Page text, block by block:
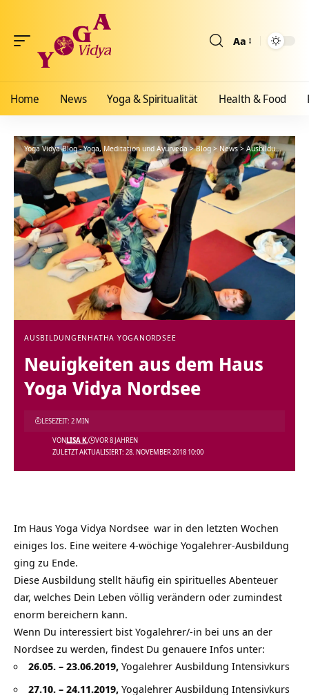
Aa
Home News Yoga & Spiritualität Health & Food
Yoga Vidya Blog - Yoga, Meditation und Ayurveda>Blog>News>Ausbildungen >
AUSBILDUNGEN HATHA YOGANORDSEE
Neuigkeiten aus dem Haus
Yoga Vidya Nordsee
ZULETZT AKTUALISIERT: 28. NOVEMBER 2018 10:00
VONLISA K. VOR 8 JAHREN
LESEZEIT: 2 MIN
Im Haus Yoga Vidya Nordsee war in den letzten Wochen
einiges los. Eine weitere 4-wöchige Yogalehrer-Ausbildung
ging zu Ende.
Diese Ausbildung stellt häufig ein spirituelles Abenteuer
dar, welches Dein Leben völlig verändern oder zumindest
enorm bereichern kann.
Wenn Du interessiert bist Yogalehrer/-in bei uns an der
Nordsee zu werden, findest Du genauere Infos unter:
26.05. – 23.06.2019, Yogalehrer Ausbildung Intensivkurs
27.10. – 24.11.2019, Yogalehrer Ausbildung Intensivkurs